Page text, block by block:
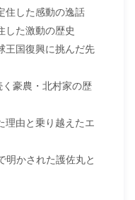
住した感動の逸話
した激動の歴史
王国復興に挑んだ先
豪農・北村家の歴
理由と乗り越えたエ
明かされた護佐丸と